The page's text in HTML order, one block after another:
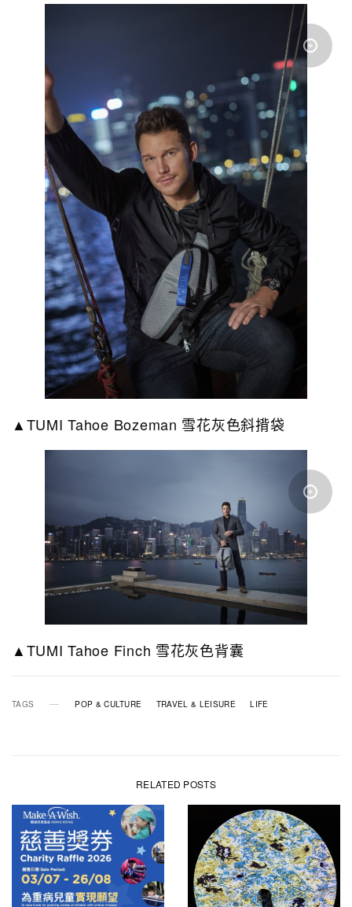
▲TUMI Tahoe Bozeman 雪花灰色斜揹袋
▲TUMI Tahoe Finch 雪花灰色背囊
TAGS POP & CULTURE TRAVEL & LEISURE LIFE
RELATED POSTS